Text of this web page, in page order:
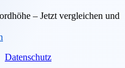
– Jetzt vergleichen und
Datenschutz